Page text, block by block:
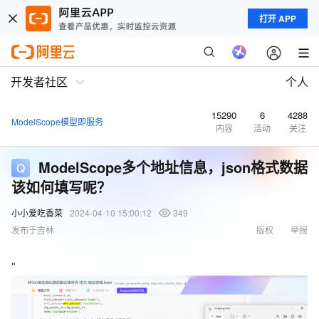
打开 APP
开发者社区 个人
ModelScope模型即服务 15290
内容
6
活动
4288
关注
ModelScope多个地址信息，json格式数据
该如何填写呢？
小小爱吃香菜 2024-04-10 15:00:12
349
发布于吉林
举报
版权
"